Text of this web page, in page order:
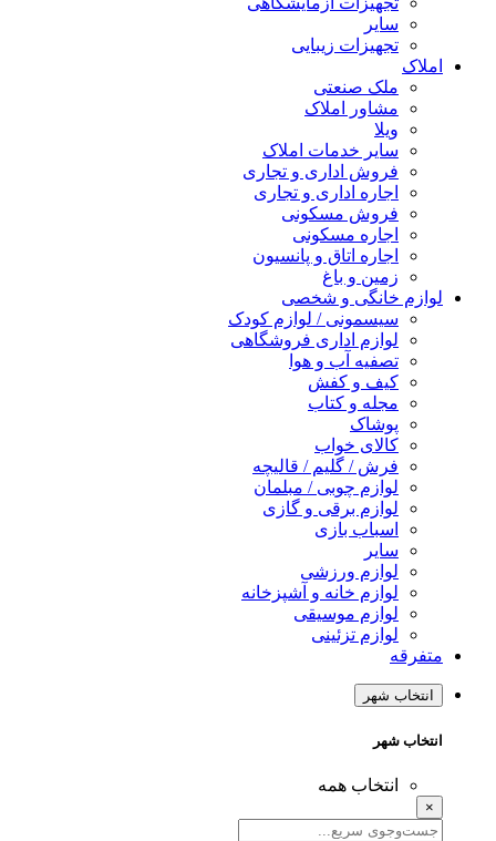
سایر
تجهیزات زیبایی
املاک
ملک صنعتی
مشاور املاک
ویلا
سایر خدمات املاک
فروش اداری و تجاری
اجاره اداری و تجاری
فروش مسکونی
اجاره مسکونی
اجاره اتاق و پانسیون
زمین و باغ
لوازم خانگی و شخصی
سیسمونی / لوازم کودک
لوازم اداری فروشگاهی
تصفیه آب و هوا
کیف و کفش
مجله و کتاب
پوشاک
کالای خواب
فرش / گلیم / قالیچه
لوازم چوبی / مبلمان
لوازم برقی و گازی
اسباب بازی
سایر
لوازم ورزشی
لوازم خانه و آشپزخانه
لوازم موسیقی
لوازم تزئینی
متفرقه
انتخاب شهر
انتخاب شهر
انتخاب همه
×